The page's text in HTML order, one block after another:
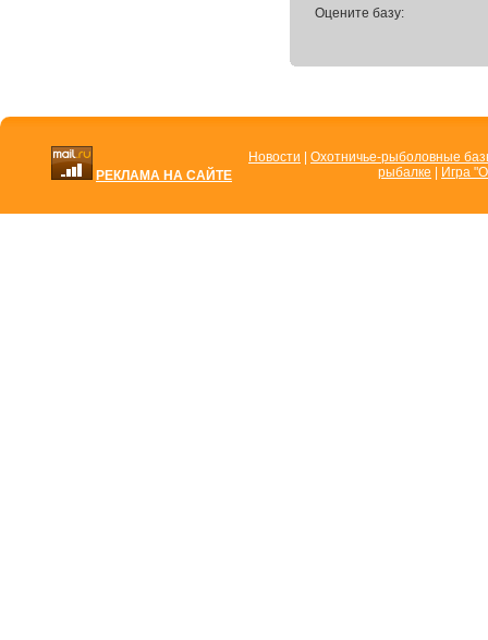
Оцените базу:
РЕКЛАМА НА САЙТЕ
Новости
Охотничье-рыболовные
рыбалке
Игра